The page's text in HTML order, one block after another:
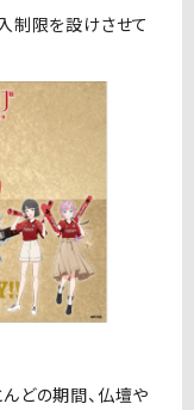
制限を設けさせて
どの期間、仏壇や